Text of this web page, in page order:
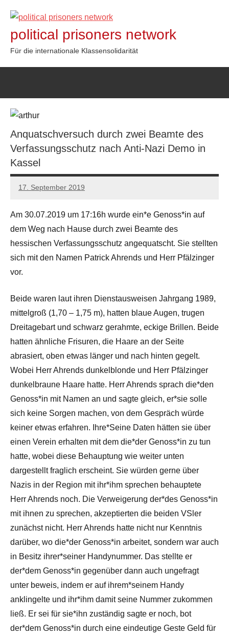
Inhalt
springen
political prisoners network
Für die internationale Klassensolidarität
Anquatschversuch durch zwei Beamte des
Verfassungsschutz nach Anti-Nazi Demo in
Kassel
17. September 2019
admin
Am 30.07.2019 um 17:16h wurde ein*e Genoss*in auf
dem Weg nach Hause durch zwei Beamte des
hessischen Verfassungsschutz angequatscht. Sie stellten
sich mit den Namen Patrick Ahrends und Herr Pfälzinger
vor.
Beide waren laut ihren Dienstausweisen Jahrgang 1989,
mittelgroß (1,70 – 1,75 m), hatten blaue Augen, trugen
Dreitagebart und schwarz gerahmte, eckige Brillen. Beide
hatten ähnliche Frisuren, die Haare an der Seite
abrasiert, oben etwas länger und nach hinten gegelt.
Wobei Herr Ahrends dunkelblonde und Herr Pfälzinger
dunkelbraune Haare hatte. Herr Ahrends sprach die*den
Genoss*in mit Namen an und sagte gleich, er*sie solle
sich keine Sorgen machen, von dem Gespräch würde
keiner etwas erfahren. Ihre*Seine Daten hätten sie über
einen Verein erhalten mit dem die*der Genoss*in zu tun
hatte, wobei diese Behauptung wie weiter unten
dargestellt fraglich erscheint. Sie würden gerne über
Nazis in der Region mit ihr*ihm sprechen behauptete
Herr Ahrends noch. Die Verweigerung der*des Genoss*in
mit ihnen zu sprechen, akzeptierten die beiden VSler
zunächst nicht. Herr Ahrends hatte nicht nur Kenntnis
darüber, wo die*der Genoss*in arbeitet, sondern war auch
in Besitz ihrer*seiner Handynummer. Das stellte er
der*dem Genoss*in gegenüber dann auch ungefragt
unter beweis, indem er auf ihrem*seinem Handy
anklingelte und ihr*ihm damit seine Nummer zukommen
ließ. Er sei für sie*ihn zuständig sagte er noch, bot
der*dem Genoss*in durch eine eindeutige Geste Geld für